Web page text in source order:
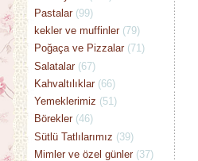
Pastalar (99)
kekler ve muffinler (79)
Poğaça ve Pizzalar (71)
Salatalar (67)
Kahvaltılıklar (66)
Yemeklerimiz (51)
Börekler (46)
Sütlü Tatlılarımız (39)
Mimler ve özel günler (37)